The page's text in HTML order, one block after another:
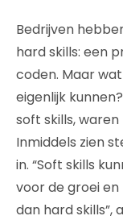
Bedrijven
hard skills: een
coden. Maar
eigenlijk
soft skills,
Inmiddels zien
in. “Soft skills
voor de groei
dan hard skills”,